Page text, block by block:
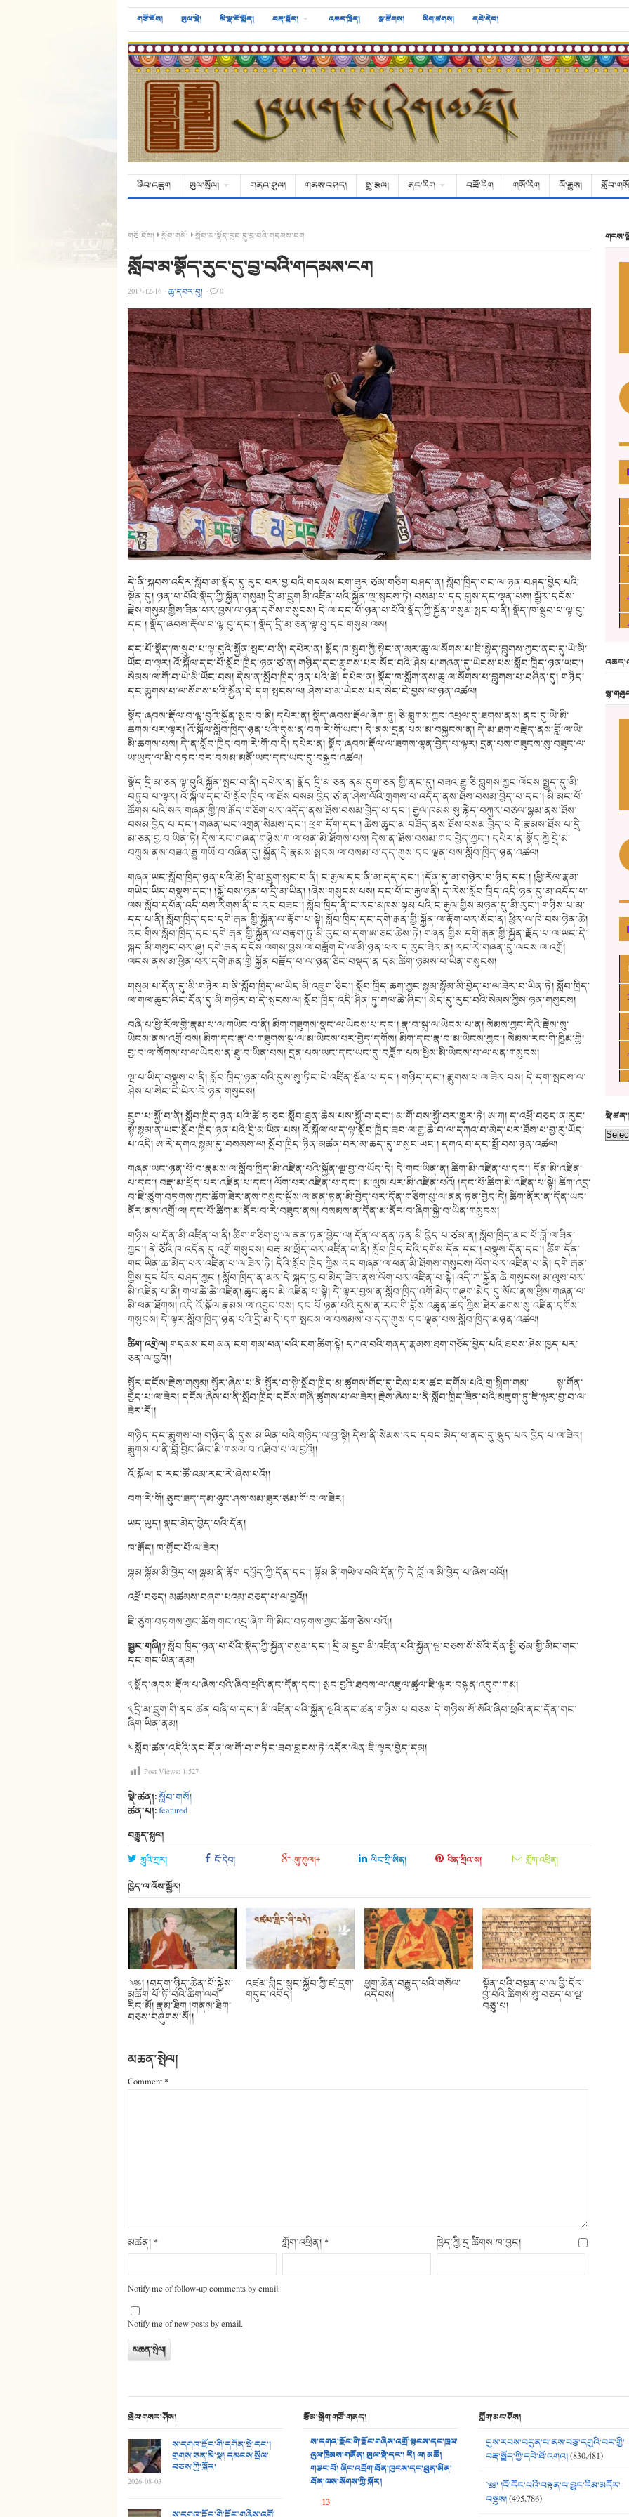
གཙོ་ངོས། ཡུལ་སྡེ། མི་སྣ་ངོ་སྤྲོད། བརྡ་སྤྲོད། འཆད་ཁྲིད། སྣ་ཚོགས། ཡིག་ཚགས། དཔེ་དེབ།
ཞིབ་འཇུག ཡུལ་སྲོལ། གནའ་ཤུལ། གནས་བཤད། སྒྱུ་རྩལ། ནང་རིག བཟོ་རིག གསོ་རིག ལོ་རྒྱུས།
གཙོ་ངོས། སློབ་གསོ། སློབ་མ་སྣོད་རུང་དུ་བྱ་བའི་གདམས་ངག
སློབ་མ་སྣོད་རུང་དུ་བྱ་བའི་གདམས་ངག
2017-12-16 ·ཆུ་དབར་བུ། · 0
དེ་ནི་སྐབས་འདིར་སློབ་མ་སྣོད་དུ་རུང་བར་བྱ་བའི་གདམས་ངག་ཟུར་ཙམ་གཅིག་བཤད་ན། སློབ་ཁྲིད་གང་ལ་ཉན་བཤད་བྱེད་པའི་
སྔོན་དུ། ཉན་པ་པོའི་སྣོད་ཀྱི་སྐྱོན་གསུམ། དྲི་མ་དྲུག མི་འཛིན་པའི་སྐྱོན་ལྔ་སྤངས་ཏེ། བསམ་པ་དད་གུས་དང་ལྡན་པས། སྦྱོར་དངོས་
རྗེས་གསུམ་གྱིས་ཟིན་པར་བྱས་ལ་ཉན་དགོས་གསུངས། དེ་ལ་དང་པོ་ཉན་པ་པོའི་སྣོད་ཀྱི་སྐྱོན་གསུམ་སྤང་བ་ནི། སྣོད་ཁ་སྦུབ་པ་ལྟ་བུ་
དང༌། སྣོད་ཞབས་རྡོལ་བ་ལྟ་བུ་དང༌། སྣོད་དྲི་མ་ཅན་ལྟ་བུ་དང་གསུམ་ལས།
དང་པོ་སྣོད་ཁ་སྦུབ་པ་ལྟ་བུའི་སྐྱོན་སྤང་བ་ནི། དཔེར་ན། སྣོད་ཁ་སྦུབ་ཀྱི་སྟེང་ན་མར་ཆུ་ལ་སོགས་པ་ཇི་སྙེད་བླུགས་ཀྱང་ནང་དུ་ཡེ་མི་
ཡོང་བ་ལྟར། འོ་སྐོལ་དང་པོ་སློབ་ཁྲིད་ཉན་ཙ་ན། གཉིད་དང་རྨུགས་པར་སོང་བའི་ཤེས་པ་གཞན་དུ་ཡེངས་པས་སློབ་ཁྲིད་ཉན་ཡང༌།
སེམས་ལ་གོ་བ་ཡེ་མི་ཡོང་བས། དེས་ན་སློབ་ཁྲིད་ཉན་པའི་ཚེ། དཔེར་ན། སྣོད་ཁ་སློག་ནས་ཆུ་ལ་སོགས་པ་བླུགས་པ་བཞིན་དུ། གཉིད་
དང་རྨུགས་པ་ལ་སོགས་པའི་སྐྱོན་དེ་དག་སྤངས་ལ། ཤེས་པ་མ་ཡེངས་པར་སེང་ངེ་བྱས་ལ་ཉན་འཚལ།
སྣོད་ཞབས་རྡོལ་བ་ལྟ་བུའི་སྐྱོན་སྤང་བ་ནི། དཔེར་ན། སྣོད་ཞབས་རྡོལ་ཞིག་ཏུ། ཅི་བླུགས་ཀྱང་འཕྲལ་དུ་ཟགས་ནས། ནང་དུ་ཡེ་མི་
ཆགས་པར་ལྟར། འོ་སྐོལ་སློབ་ཁྲིད་ཉན་པའི་དུས་ན་བག་རེ་གོ་ཡང༌། དེ་ནས་དྲན་པས་མ་བསྐྱངས་ན། དེ་མ་ཐག་བརྗེད་ནས་བློ་ལ་ཡེ་
མི་ཆགས་པས། དེ་ན་སློབ་ཁྲིད་བག་རེ་གོ་བ་དེ། དཔེར་ན། སྣོད་ཞབས་རྡོལ་ལ་ཟགས་ལྷན་བྱེད་པ་ལྟར། དྲན་པས་གཟུངས་སུ་བཟུང་ལ་
ཡ་ཡུད་ལ་མི་བཏང་བར་བསམ་མནོ་ཡང་དང་ཡང་དུ་བསྐྱང་འཚལ།
སྣོད་དྲི་མ་ཅན་ལྟ་བུའི་སྐྱོན་སྤང་བ་ནི། དཔེར་ན། སྣོད་དྲི་མ་ཅན་ནམ་དུག་ཅན་གྱི་ནང་དུ། བཟའ་རྒྱུ་ཅི་བླུགས་ཀྱང་ལོངས་སྤྱད་དུ་མི་
བཏུབ་པ་ལྟར། འོ་སྐོལ་དང་པོ་སློབ་ཁྲིད་ལ་ཐོས་བསམ་བྱེད་ཙ་ན་ཤེས་ལོའི་གྲགས་པ་འདོད་ནས་ཐོས་བསམ་བྱེད་པ་དང༌། མི་མང་པོ་
ཚོགས་པའི་སར་གཞན་གྱི་ཁ་རྒོད་གཅོག་པར་འདོད་ནས་ཐོས་བསམ་བྱེད་པ་དང༌། རྒྱལ་ཁམས་སུ་རྙེད་བཀུར་བཙལ་སྙམ་ནས་ཐོས་
བསམ་བྱེད་པ་དང༌། གཞན་ཡང་འགྲན་སེམས་དང༌། ཕྲག་དོག་དང༌། ཆེས་ཆུང་མ་བཟོད་ནས་ཐོས་བསམ་བྱེད་པ་དེ་རྣམས་ཐོས་པ་དྲི་
མ་ཅན་བྱ་བ་ཡིན་ཏེ། དེས་རང་གཞན་གཉིས་ཀ་ལ་ཕན་མི་ཐོགས་པས། དེས་ན་ཐོས་བསམ་གང་བྱེད་ཀྱང༌། དཔེར་ན་སྣོད་ཀྱི་དྲི་མ་
བཀྲུས་ནས་བཟའ་རྒྱུ་གཡོ་བ་བཞིན་དུ། སྐྱོན་དེ་རྣམས་སྤངས་ལ་བསམ་པ་དད་གུས་དང་ལྡན་པས་སློབ་ཁྲིད་ཉན་འཚལ།
གཞན་ཡང་སློབ་ཁྲིད་ཉན་པའི་ཚེ། དྲི་མ་དྲུག་སྤང་བ་ནི། ང་རྒྱལ་དང་ནི་མ་དད་དང༌། །དོན་དུ་མ་གཉེར་བ་ཉིད་དང༌། །ཕྱི་རོལ་རྣམ་
གཡེང་ཡིད་བསྡུས་དང༌། །སྐྱོ་བས་ཉན་པ་དྲི་མ་ཡིན། །ཞེས་གསུངས་པས། དང་པོ་ང་རྒྱལ་ནི། ད་རེས་སློབ་ཁྲིད་འདི་ཉན་དུ་མ་འདོད་པ་
ལས་སློབ་དཔོན་འདི་བས་རིགས་ནི་ང་རང་བཟང༌། སློབ་ཁྲིད་ནི་ང་རང་མཁས་སྙམ་པའི་ང་རྒྱལ་གྱིས་མཉན་དུ་མི་རུང༌། གཉིས་པ་མ་
དད་པ་ནི། སློབ་ཁྲིད་དང་དགེ་རྒན་གྱི་སྐྱོན་ལ་རྟོག་པ་སྟེ། སློབ་ཁྲིད་དང་དགེ་རྒན་གྱི་སྐྱོན་ལ་རྟོག་པར་སོང་ན། ཕྱིར་ལ་ཁེ་བས་ཉེན་ཆེ།
རང་གིས་སློབ་ཁྲིད་དང་དགེ་རྒན་གྱི་སྐྱོན་ལ་བརྟག་ཏུ་མི་རུང་བ་དག་ཨ་ཅང་ཆེས་ཏེ། གཞན་གྱིས་དགེ་རྒན་གྱི་སྐྱོན་རྗོད་པ་ལ་ཡང་དེ་
སྐད་མི་གསུང་བར་ཞུ། དགེ་རྒན་དངོས་ལགས་བྱས་ལ་བཟློག དེ་ལ་མི་ཉན་པར་ད་རུང་ཟེར་ན། རང་རེ་གཞན་དུ་ལངས་ལ་འགྲོ།
ལངས་ནས་མ་ཕྱིན་པར་དགེ་རྒན་གྱི་སྐྱོན་བརྗོད་པ་ལ་ཉན་ཅིང་བསྡད་ན་དམ་ཚིག་ཉམས་པ་ཡིན་གསུངས།
གསུམ་པ་དོན་དུ་མི་གཉེར་བ་ནི་སློབ་ཁྲིད་ལ་ཡིད་མི་འཇུག་ཅིང༌། སློབ་ཁྲིད་ཆག་ཀྱང་སྙམ་སྙོམ་མི་བྱེད་པ་ལ་ཟེར་བ་ཡིན་ཏེ། སློབ་ཁྲིད་
ལ་གལ་ཆུང་ཞིང་དོན་དུ་མི་གཉེར་བ་དེ་སྤངས་ལ། སློབ་ཁྲིད་འདི་ཤིན་ཏུ་གལ་ཆེ་ཞིང༌། མེད་དུ་རུང་བའི་སེམས་ཀྱིས་ཉན་གསུངས།
བཞི་པ་ཕྱི་རོལ་གྱི་རྣམ་པ་ལ་གཡེང་བ་ནི། མིག་གཟུགས་སྣང་ལ་ཡེངས་པ་དང༌། རྣ་བ་སྒྲ་ལ་ཡེངས་པ་ན། སེམས་ཀྱང་དེའི་རྗེས་སུ་
ཡེངས་ནས་འགྲོ་བས། མིག་དང་རྣ་བ་གཟུགས་སྒྲ་ལ་མ་ཡེངས་པར་བྱེད་དགོས། མིག་དང་རྣ་བ་མ་ཡེངས་ཀྱང༌། སེམས་རང་གི་ཁྱིམ་གྱི་
བྱ་བ་ལ་སོགས་པ་ལ་ཡེངས་ན་ཐུ་བ་ཡིན་པས། དྲན་པས་ཡང་དང་ཡང་དུ་བཟློག་པས་ཕྱིས་མི་ཡེངས་པ་ལ་ཕན་གསུངས།
ལྔ་པ་ཡིད་བསྡུས་པ་ནི། སློབ་ཁྲིད་ཉན་པའི་དུས་སུ་ཏིང་ངེ་འཛིན་སྒོམ་པ་དང༌། གཉིད་དང༌། རྨུགས་པ་ལ་ཟེར་བས། དེ་དག་སྤངས་ལ་
ཤེས་པ་སེང་ངེ་ཡེར་རེ་ཉན་གསུངས།
དྲུག་པ་སྐྱོ་བ་ནི། སློབ་ཁྲིད་ཉན་པའི་ཚེ་ཧ་ཅང་སློབ་ཐུན་ཆེས་པས་སྐྱོ་བ་དང༌། མ་གོ་བས་སྐྱོ་བར་གྱུར་ཏེ། ཨ་ཀ། ད་འཕྲོ་བཅད་ན་རུང་
སྟེ་སྙམ་ན་ཡང་སློབ་ཁྲིད་ཉན་པའི་དྲི་མ་ཡིན་པས། འོ་སྐོལ་ལ་ད་ལྟ་སློབ་ཁྲིད་ཟབ་ལ་རྒྱ་ཆེ་བ་ལ་དཀའ་བ་མེད་པར་ཐོས་པ་བྱ་རུ་ཡོད་
པ་འདི། ཨ་རེ་དགའ་སྙམ་དུ་བསམས་ལ། སློབ་ཁྲིད་ཉིན་མཚན་བར་མ་ཆད་དུ་གསུང་ཡང༌། དགའ་བ་དང་སྤྲོ་བས་ཉན་འཚལ།
གཞན་ཡང་ཉན་པོ་བ་རྣམས་ལ་སློབ་ཁྲིད་མི་འཛིན་པའི་སྐྱོན་ལྔ་བྱ་བ་ཡོད་དེ། དེ་གང་ཡིན་ན། ཚིག་མི་འཛིན་པ་དང༌། དོན་མི་འཛིན་
པ་དང༌། བརྡ་མ་ཕྲོད་པར་འཛིན་པ་དང༌། ལོག་པར་འཛིན་པ་དང༌། མ་ལུས་པར་མི་འཛིན་པའོ། །དང་པོ་ཚིག་མི་འཛིན་པ་སྟེ། ཚིག་འདྲ་
བ་ཇི་ཙུག་བཏགས་ཀྱང་ཆོག་ཟེར་ནས་གསུང་སྒྲོས་ལ་ནན་ཏན་མི་བྱེད་པར་དོན་གཅིག་པུ་ལ་ནན་ཏན་བྱེད་དེ། ཚིག་ནོར་ན་དོན་ཡང་
ནོར་ནས་འགྲོ་ལ། དང་པོ་ཚིག་མ་ནོར་བ་རེ་བཟུང་ནས། བསམས་ན་དོན་མ་ནོར་བ་ཞིག་སྐྱེ་བ་ཡིན་གསུངས།
གཉིས་པ་དོན་མི་འཛིན་པ་ནི། ཚིག་གཅིག་པུ་ལ་ནན་ཏན་བྱེད་ལ། དོན་ལ་ནན་ཏན་མི་བྱེད་པ་ཙམ་ན། སློབ་ཁྲིད་མང་པོ་བློ་ལ་ཟིན་
ཀྱང༌། ནེ་ཙོའི་ཁ་འདོན་དུ་འགྲོ་གསུངས། བརྡ་མ་ཕྲོད་པར་འཛིན་པ་ནི། སློབ་ཁྲིད་དེའི་དགོས་དོན་དང༌། བསྡུས་དོན་དང༌། ཚིག་དོན་
གང་ཡིན་ཆ་མེད་པར་འཛིན་པ་ལ་ཟེར་ཏེ། དེའི་སློབ་ཁྲིད་ཀྱིས་རང་གཞན་ལ་ཕན་མི་ཐོགས་གསུངས། ལོག་པར་འཛིན་པ་ནི། དགེ་རྒན་
གྱིས་དྲང་པོར་བཤད་ཀྱང༌། སློབ་ཁྲིད་ན་མར་དེ་སྐད་བྱ་བ་མེད་ཟེར་ནས་ལོག་པར་འཛིན་པ་སྟེ། འདི་ཀ་སྐྱོན་ཆེ་གསུངས། མ་ལུས་པར་
མི་འཛིན་པ་ནི། གལ་ཆེ་ཆེ་འཛིན། ཆུང་ཆུང་མི་འཛིན་པ་སྟེ། དེ་ལྟར་བྱས་ན་སློབ་ཁྲིད་འགོ་མེད་གཞུག་མེད་དུ་སོང་ནས་ཕྱིས་གཞན་ལ་
མི་ཕན་ཐོགས། འདི་འོ་སྐོལ་རྣམས་ལ་འབྱུང་བས། དང་པོ་ཉན་པའི་དུས་ན་རང་གི་བློས་འཆུན་ཚད་ཀྱིས་ཐེར་ཆགས་སུ་འཛིན་དགོས་
གསུངས། དེ་ལྟར་སློབ་ཁྲིད་ཉན་པའི་དྲི་མ་དེ་དག་སྤངས་ལ་བསམས་པ་དད་གུས་དང་ལྡན་པས་སློབ་ཁྲིད་མཉན་འཚལ།
ཚིག་འགྲེལ།གདམས་ངག མན་ངག་གམ་ཕན་པའི་ངག་ཚིག་སྟེ། དཀའ་བའི་གནད་རྣམས་ཐག་གཅོད་བྱེད་པའི་ཐབས་ཤེས་ཁྱད་པར་
ཅན་ལ་བྱའོ།།
སྦྱོར་དངོས་རྗེས་གསུམ། སྦྱོར་ཞེས་པ་ནི་སྦྱོར་བ་སྟེ་སློབ་ཁྲིད་མ་ཚུགས་གོང་དུ་ངེས་པར་ཚང་དགོས་པའི་གྲ་སྒྲིག་གམ་ སྟ་གོན་
བྱེད་པ་ལ་ཟེར། དངོས་ཞེས་པ་ནི་སློབ་ཁྲིད་དངོས་གཞི་ཚུགས་པ་ལ་ཟེར། རྗེས་ཞེས་པ་ནི་སློབ་ཁྲིད་ཟིན་པའི་མཇུག་ཏུ་ཇི་ལྟར་བྱ་བ་ལ་
ཟེར་རོ།།
གཉིད་དང་རྨུགས་པ། གཉིད་ནི་དུས་མ་ཡིན་པའི་གཉིད་ལ་བྱ་སྟེ། དེས་ནི་སེམས་རང་དབང་མེད་པ་ནང་དུ་སྡུད་པར་བྱེད་པ་ལ་ཟེར།
རྨུགས་པ་ནི་བློ་བྱིང་ཞིང་མི་གསལ་བ་འཐིབ་པ་ལ་བྱའོ།།
འོ་སྐོལ། ང་རང་ཚོ་འམ་རང་རེ་ཞེས་པའོ།།
བག་རེ་གོ། ཅུང་ཟད་དམ་ཉུང་ཤས་སམ་ཟུར་ཙམ་གོ་བ་ལ་ཟེར།
ཡད་ཡུད། སྣང་མེད་བྱེད་པའི་དོན།
ཁ་རྒོད། ཁ་གྱོང་པོ་ལ་ཟེར།
སྙམ་སྙོམ་མི་བྱེད་པ། སྙམ་ནི་རྟོག་དཔྱོད་ཀྱི་དོན་དང༌། སྙོམ་ནི་གཡེལ་བའི་དོན་ཏེ་དེ་བློ་ལ་མི་བྱེད་པ་ཞེས་པའོ།།
འཕྲོ་བཅད། མཚམས་བཞག་པའམ་བཅད་པ་ལ་བྱའོ།།
ཇི་ཙུག་བཏགས་ཀྱང་ཆོག གང་འདྲ་ཞིག་གི་མིང་བཏགས་ཀྱང་ཆོག་ཅེས་པའོ།།
སྦྱང་གཞི།༡ སློབ་ཁྲིད་ཉན་པ་པོའི་སྣོད་ཀྱི་སྐྱོན་གསུམ་དང༌། དྲི་མ་དྲུག མི་འཛིན་པའི་སྐྱོན་ལྔ་བཅས་སོ་སོའི་དོན་སྤྱི་ཙམ་གྱི་མིང་གང་
དང་གང་ཡིན་ནམ།
༢ སྣོད་ཞབས་རྡོལ་པ་ཞེས་པའི་ཞིབ་ཕྲའི་ནང་དོན་དང༌། སྤང་བྱའི་ཐབས་ལ་འཇུལ་ཚུལ་ཇི་ལྟར་བསྟན་འདུག་གམ།
༣ དྲི་མ་དྲུག་གི་ནང་ཚན་བཞི་པ་དང༌། མི་འཛིན་པའི་སྐྱོན་ལྔའི་ནང་ཚན་གཉིས་པ་བཅས་དེ་གཉིས་སོ་སོའི་ཞིབ་ཕྲའི་ནང་དོན་གང་
ཞིག་ཡིན་ནམ།
༤ སློབ་ཚན་འདིའི་ནང་དོན་ལ་གོ་བ་གཏིང་ཟབ་བླངས་ཏེ་འདོར་ལེན་ཇི་ལྟར་བྱེད་དམ།
Post Views: 1,527
སྡེ་ཚན།:སློབ་གསོ།
ཚན་པ།:featured
བརྒྱུད་སྐུལ།
ཀྲུའི་ཀྲར། ངོ་དེབ། གུ་ཀུལ།+ ལིང་ཀྲི་ཨིན། པིན་ཀྲིའ་ས། གློག་འཕྲིན།
ཁྱེད་ལ་འོས་སྦྱོར།
༄༅། །བདག་ཉིད་ཆེན་པོ་སྐྱེས་
མཆོག་པོ་ཏོ་བའི་ཆིག་ལབ་
རིང་མོ། རྣམ་ཐིག །གནས་ཐིག་
བཅས་བཞུགས་སོ།།
འཛམ་གླིང་སྲུང་སྐྱོབ་ཀྱི་ཛ་དྲག་
གདུང་འབོད།
ཕྱག་ཆེན་བརྒྱུད་པའི་གསོལ་
འདེབས།
སྟོན་པའི་བསྟན་པ་ལ་བྱི་དོར་
བྱ་བའི་ཚིགས་སུ་བཅད་པ་ལྔ་
བཅུ་པ།
མཆན་སྤེལ།
Comment*
མཚན། * གློག་འཕྲིན། * ཁྱེད་ཀྱི་དྲ་ཚིགས་ཁ་བྱང།
Notify me of follow-up comments by email.
Notify me of new posts by email.
སྤེལ་གསར་ཤོས།
ས་དགའ་རྫོང་གི་དགོན་སྡེ་དང་།
གྲགས་ཅན་མི་སྣ། དམངས་སྲོལ་
བཅས་ཀྱི་སྐོར།
2026-08-03
རྩོམ་སྒྲིག་གཙོ་གནད།
ས་དགའ་རྫོང་གི་རྫོང་གཞིས་འགྲོ་སྟངས་དང་ཁྲལ་
འུལ་ཁྲིམས་གནོན། ཡུལ་སྡེ་དང་། རི། ལ། མཚོ།
གཙང་པོ། ཞིང་འབྲོག་ཐོན་ཁུངས་དང་ཐུན་མིན་
ཐོན་ལས་སོགས་ཀྱི་སྐོར།
13
ཀློག་མང་ཤོས།
དུས་རབས་བདུན་པ་ནས་བཅུ་དགུའི་བར་གྱི་
བརྡ་སྤྲོད་ཀྱི་དཔེ་ཐོ་འགའ།(830,481)
༄༅། །བོ་དོང་པའི་བསྟན་པ་བྱུང་རིམ་མདོར་
བསྡུས།(495,786)